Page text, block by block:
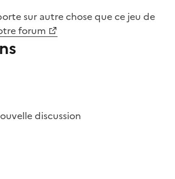
sur autre chose quece jeu de
forum
discussion